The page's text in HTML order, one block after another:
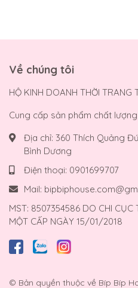
Về chúng tôi
HỘ KINH DOANH THỜI TRANG
Cung cấp sản phẩm chất
Địa chỉ: 360 Thích Quảng
Bình Dương
Điện thoại: 0901699707
Mail:
MST: 8507354586 DO CHI CỤC
MỘT CẤP NGÀY 15/01/2018
© Bản quyền thuộc về Bíp Bíp